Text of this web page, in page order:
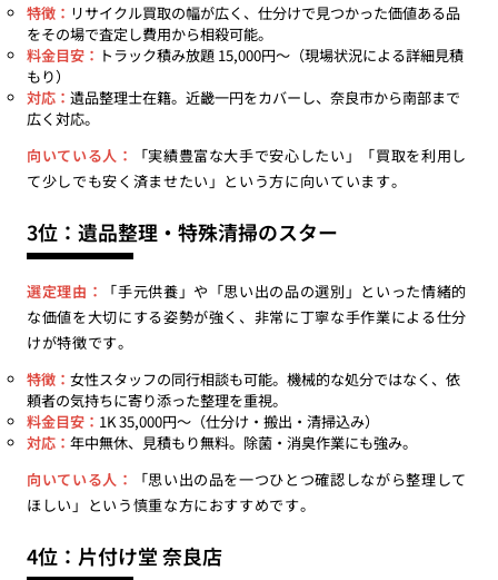
特徴： リサイクル買取の幅が広く、仕分けで見つかった価値ある品
をその場で査定し費用から相殺可能。
料金目安： トラック積み放題 15,000円〜（現場状況による詳細見積
もり）
対応： 遺品整理士在籍。近畿一円をカバーし、奈良市から南部まで
広く対応。
向いている人：
「実績豊富な大手で安心したい」「買取を利用し
て少しでも安く済ませたい」という方に向いています。
3位：遺品整理・特殊清掃のスター
選定理由：
「手元供養」や「思い出の品の選別」といった情緒的
な価値を大切にする姿勢が強く、非常に丁寧な手作業による仕分
けが特徴です。
特徴： 女性スタッフの同行相談も可能。機械的な処分ではなく、依
頼者の気持ちに寄り添った整理を重視。
料金目安： 1K 35,000円〜（仕分け・搬出・清掃込み）
対応： 年中無休、見積もり無料。除菌・消臭作業にも強み。
向いている人：
「思い出の品を一つひとつ確認しながら整理して
ほしい」という慎重な方におすすめです。
4位：片付け堂 奈良店